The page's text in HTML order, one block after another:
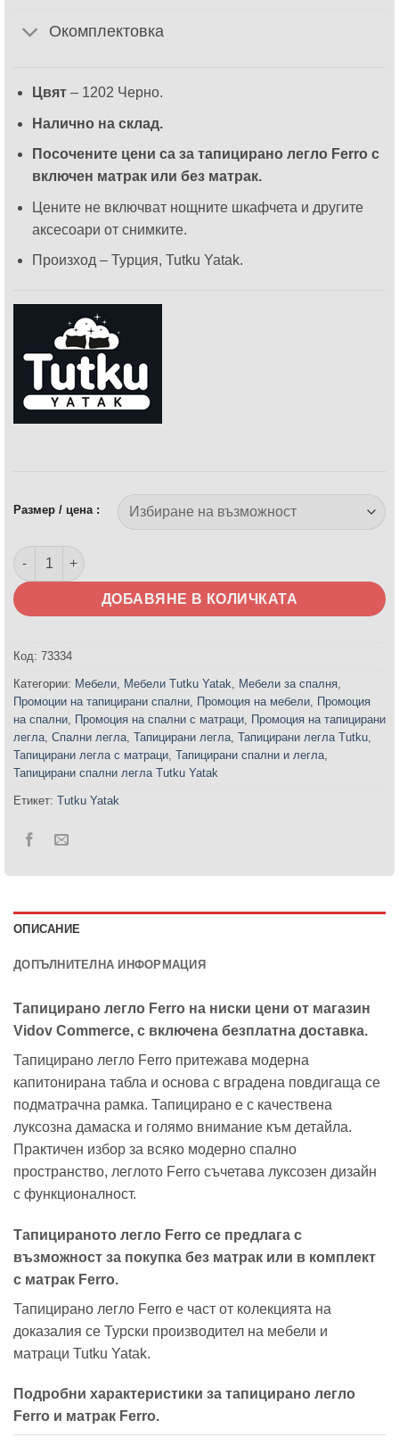
Окомплектовка
Цвят– 1202 Черно.
Налично на склад.
Посочените цени са за тапицирано легло Ferro с
включен матрак или без матрак.
Цените не включват нощните шкафчета и другите
аксесоари от снимките.
Произход – Турция, Tutku Yatak.
Размер / цена :
количество за Тапицирано легло Ferro - с матрак или без
ДОБАВЯНЕ В КОЛИЧКАТА
Код: 73334
Категории: Мебели Мебели Tutku Yatak Мебели за спалня
Промоции на тапицирани спални
Промоция на мебели
Промоция
на спални
Промоция на спални с матраци
Промоция на тапицирани
легла Спални легла Тапицирани легла Тапицирани легла Tutku
Тапицирани легла с матраци Тапицирани спални и легла
Тапицирани спални легла Tutku Yatak
Етикет: Tutku Yatak
ОПИСАНИЕ
ДОПЪЛНИТЕЛНА ИНФОРМАЦИЯ
Тапицирано легло Ferro на ниски цени от магазин
Vidov Commerce, с включена безплатна доставка.
Тапицирано легло Ferro притежава модерна
капитонирана табла и основа с вградена повдигаща се
подматрачна рамка. Тапицирано е с качествена
луксозна дамаска и голямо внимание към детайла.
Практичен избор за всяко модерно спално
пространство, леглото Ferro съчетава луксозен дизайн
с функционалност.
Тапицираното легло Ferro се предлага с
възможност за покупка без матрак или в комплект
с матрак Ferro.
Тапицирано легло Ferro е част от колекцията на
доказалия се Турски производител на мебели и
матраци Tutku Yatak.
Подробни характеристики за тапицирано легло
Ferro и матрак Ferro.